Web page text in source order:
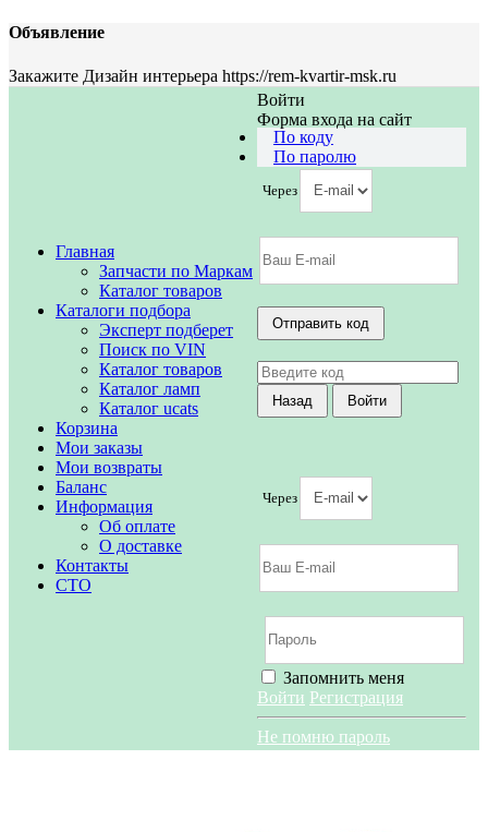
Объявление
Закажите Дизайн интерьера https://rem-kvartir-msk.ru
Главная
Запчасти по Маркам
Каталог товаров
Каталоги подбора
Эксперт подберет
Поиск по VIN
Каталог товаров
Каталог ламп
Каталог ucats
Корзина
Мои заказы
Мои возвраты
Баланс
Информация
Об оплате
О доставке
Контакты
СТО
Войти
Форма входа на сайт
По коду
По паролю
Через
Через
Запомнить меня
Войти Регистрация
Не помню пароль